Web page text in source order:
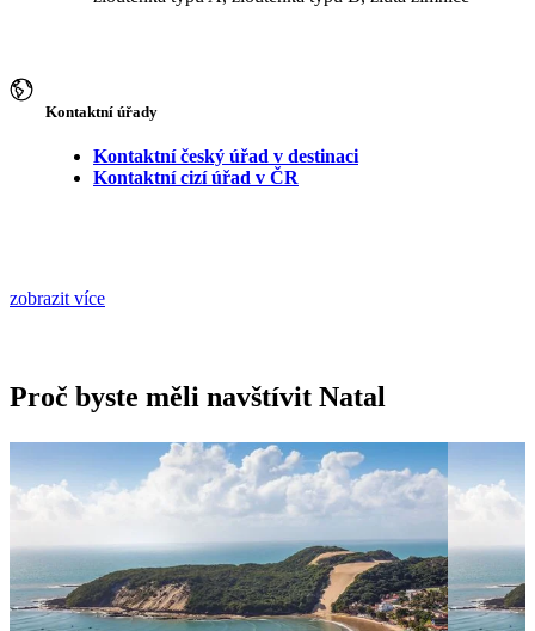
Kontaktní úřady
Kontaktní český úřad v destinaci
Kontaktní cizí úřad v ČR
zobrazit více
Proč byste měli navštívit Natal